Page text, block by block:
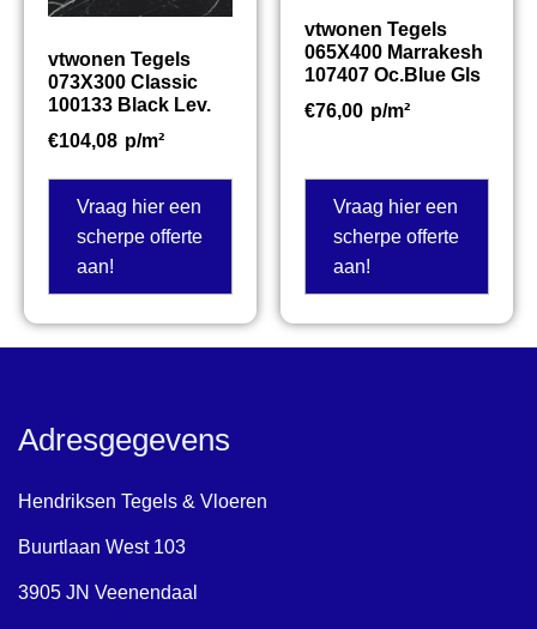
vtwonen Tegels
073X300 Classic
100133 Black Lev.
€104,08 p/m²
Vraag hier een
scherpe offerte
aan!
vtwonen Tegels
065X400 Marrakesh
107407 Oc.Blue Gls
€76,00 p/m²
Vraag hier een
scherpe offerte
aan!
Adresgegevens
Hendriksen Tegels & Vloeren
Buurtlaan West 103
3905 JN Veenendaal